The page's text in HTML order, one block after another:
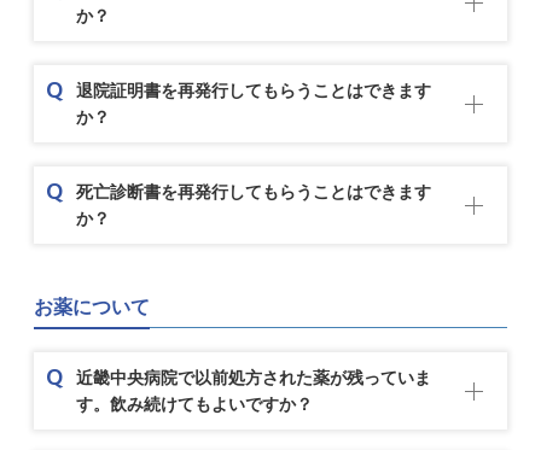
か？
退院証明書を再発行してもらうことはできます
か？
死亡診断書を再発行してもらうことはできます
か？
お薬について
近畿中央病院で以前処方された薬が残っていま
す。飲み続けてもよいですか？